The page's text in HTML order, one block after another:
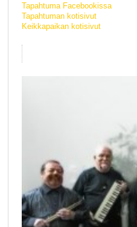
Tapahtuma Facebookissa
Tapahtuman kotisivut
Keikkapaikan kotisivut